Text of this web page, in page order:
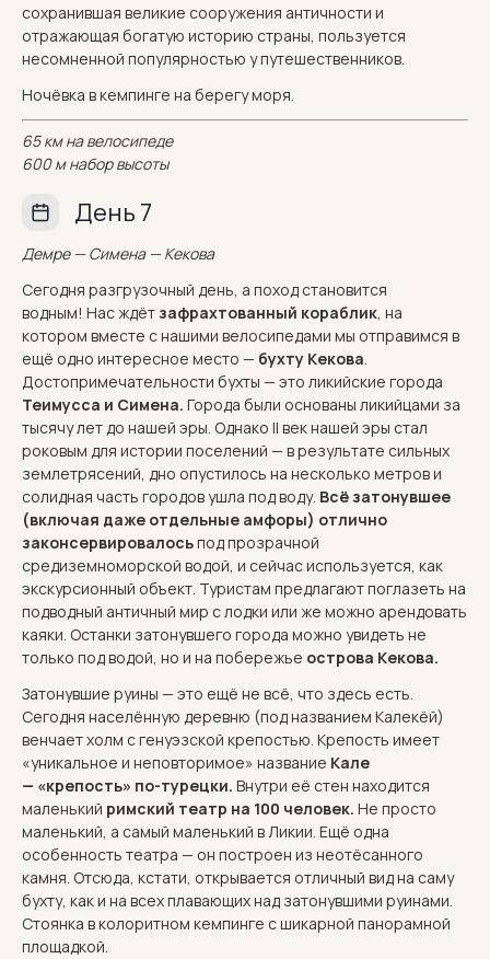
сохранившая великие сооружения античности и
отражающая богатую историю страны, пользуется
несомненной популярностью у путешественников.
Ночёвка в кемпинге на берегу моря.
65 км на велосипеде
600 м набор высоты
День 7
Демре — Симена — Кекова
Сегодня разгрузочный день, а поход становится
водным! Нас ждётзафрахтованный кораблик, на
котором вместе с нашими велосипедами мы отправимся в
ещё одно интересное место — бухту Кекова.
Достопримечательности бухты — это ликийские города
Теимусса и Симена. Города были основаны ликийцами за
тысячу лет до нашей эры. Однако II век нашей эры стал
роковым для истории поселений — в результате сильных
землетрясений, дно опустилось на несколько метров и
солидная часть городов ушла под воду. Всё затонувшее
(включая даже отдельные амфоры) отлично
законсервировалосьпод прозрачной
средиземноморской водой, и сейчас используется, как
экскурсионный объект. Туристам предлагают поглазеть на
подводный античный мир с лодки или же можно арендовать
каяки. Останки затонувшего города можно увидеть не
только под водой, но и на побережье острова Кекова.
Затонувшие руины — это ещё не всё, что здесь есть.
Сегодня населённую деревню (под названием Калекёй)
венчает холм с генуэзской крепостью. Крепость имеет
«уникальное и неповторимое» название Кале
— «крепость» по-турецки. Внутри её стен находится
маленький римский театр на 100 человек. Не просто
маленький, а самый маленький в Ликии. Ещё одна
особенность театра — он построен из неотёсанного
камня. Отсюда, кстати, открывается отличный вид на саму
бухту, как и на всех плавающих над затонувшими руинами.
Стоянка в колоритном кемпинге с шикарной панорамной
площадкой.